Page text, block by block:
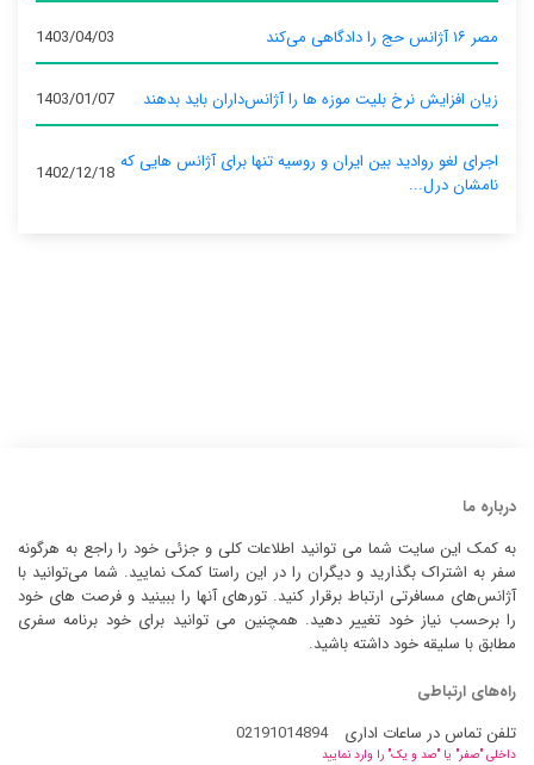
مصر ۱۶ آژانس حج را دادگاهی می‌کند 1403/04/03
زیان افزایش نرخ بلیت موزه ها را آژانس‌داران باید بدهند 1403/01/07
اجرای لغو روادید بین ایران و روسیه تنها برای آژانس‌ هایی که
نامشان درل...
1402/12/18
درباره ما
به کمک این سایت شما می توانید اطلاعات کلی و جزئی خود را راجع به هرگونه
سفر به اشتراک بگذارید و دیگران را در این راستا کمک نمایید. شما می‌توانید با
آژانس‌های مسافرتی ارتباط برقرار کنید. تورهای آنها را ببینید و فرصت های خود
را برحسب نیاز خود تغییر دهید. همچنین می توانید برای خود برنامه سفری
مطابق با سلیقه خود داشته باشید.
راه‌های ارتباطی
تلفن تماس در ساعات اداری
02191014894
داخلی "صفر" یا "صد و یک" را وارد نمایید